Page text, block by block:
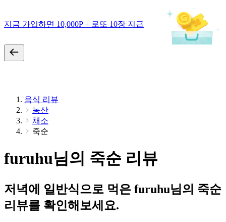
지금 가입하면 10,000P + 로또 10장 지급
음식 리뷰
농산
채소
죽순
furuhu님의 죽순 리뷰
저녁에 일반식으로 먹은 furuhu님의 죽순
리뷰를 확인해보세요.